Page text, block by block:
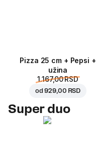
Pizza 25 cm + Pepsi +
užina
1.167,00 RSD
od929,00 RSD
Super duo